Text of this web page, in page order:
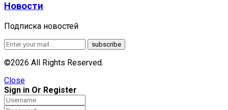
Новости
Подписка новостей
©2026 All Rights Reserved.
Close
Sign in Or Register